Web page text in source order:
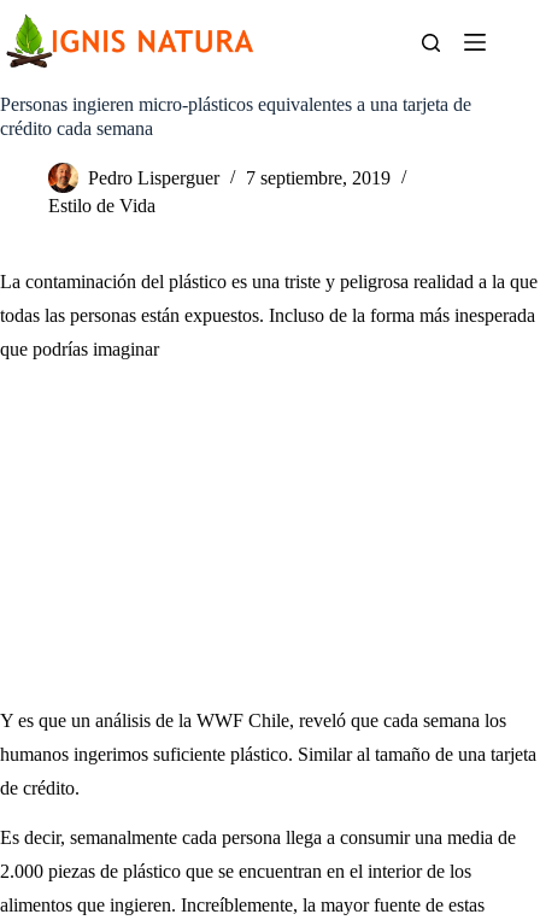
contenido
Personas ingieren micro-plásticos equivalentes a una tarjeta de
crédito cada semana
Pedro Lisperguer
7 septiembre, 2019
Estilo de Vida
La contaminación del plástico es una triste y peligrosa realidad a la que
todas las personas están expuestos. Incluso de la forma más inesperada
que podrías imaginar
Y es que un análisis de la WWF Chile, reveló que cada semana los
humanos ingerimos suficiente plástico. Similar al tamaño de una tarjeta
de crédito.
Es decir, semanalmente cada persona llega a consumir una media de
2.000 piezas de plástico que se encuentran en el interior de los
alimentos que ingieren. Increíblemente, la mayor fuente de estas